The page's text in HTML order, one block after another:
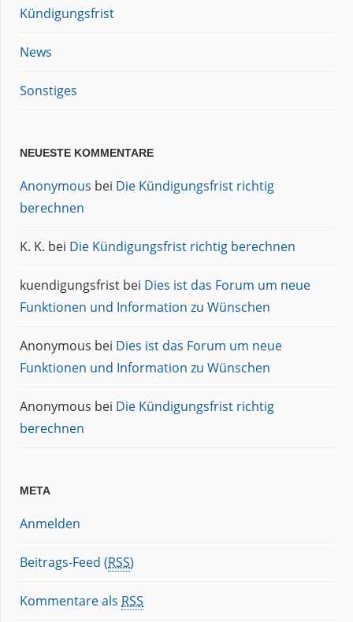
Kündigungsfrist
News
Sonstiges
NEUESTE KOMMENTARE
Anonymous bei Die Kündigungsfrist richtig
berechnen
K. K. bei Die Kündigungsfrist richtig berechnen
kuendigungsfrist bei Dies ist das Forum um neue
Funktionen und Information zu Wünschen
Anonymous bei Dies ist das Forum um neue
Funktionen und Information zu Wünschen
Anonymous bei Die Kündigungsfrist richtig
berechnen
META
Anmelden
Beitrags-Feed (RSS)
Kommentare als RSS